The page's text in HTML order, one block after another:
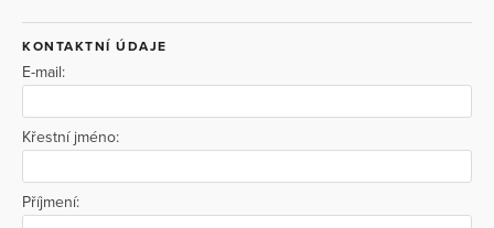
KONTAKTNÍ ÚDAJE
E-mail:
Křestní jméno:
Příjmení: